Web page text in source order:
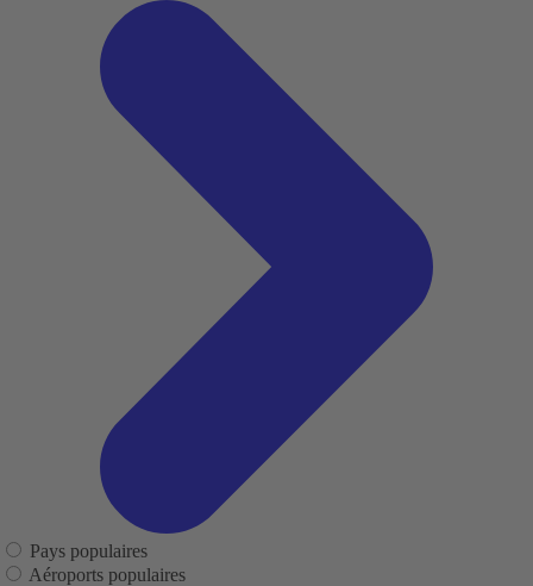
Pays populaires
Aéroports populaires